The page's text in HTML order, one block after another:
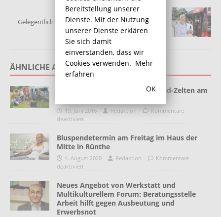
NÄCHSTER
Gelegentlich VKU-Fahrgäste können jetzt auch per
App mit dem Smartphone bezahlen
ÄHNLICHE ARTIKEL
Das matscht so schön: Vater-Kind-Zelten am
19. Juni 2016 Redaktion
Kommentare
deaktiviert
Bluspendetermin am Freitag im Haus der
Mitte in Rünthe
4. August 2020 Redaktion
Kommentare
deaktiviert
Neues Angebot von Werkstatt und
Multikulturellem Forum: Beratungsstelle
Arbeit hilft gegen Ausbeutung und
Erwerbsnot
Bereitstellung unserer
Dienste. Mit der Nutzung
unserer Dienste erklären
Sie sich damit
einverstanden, dass wir
Cookies verwenden. Mehr
erfahren
OK